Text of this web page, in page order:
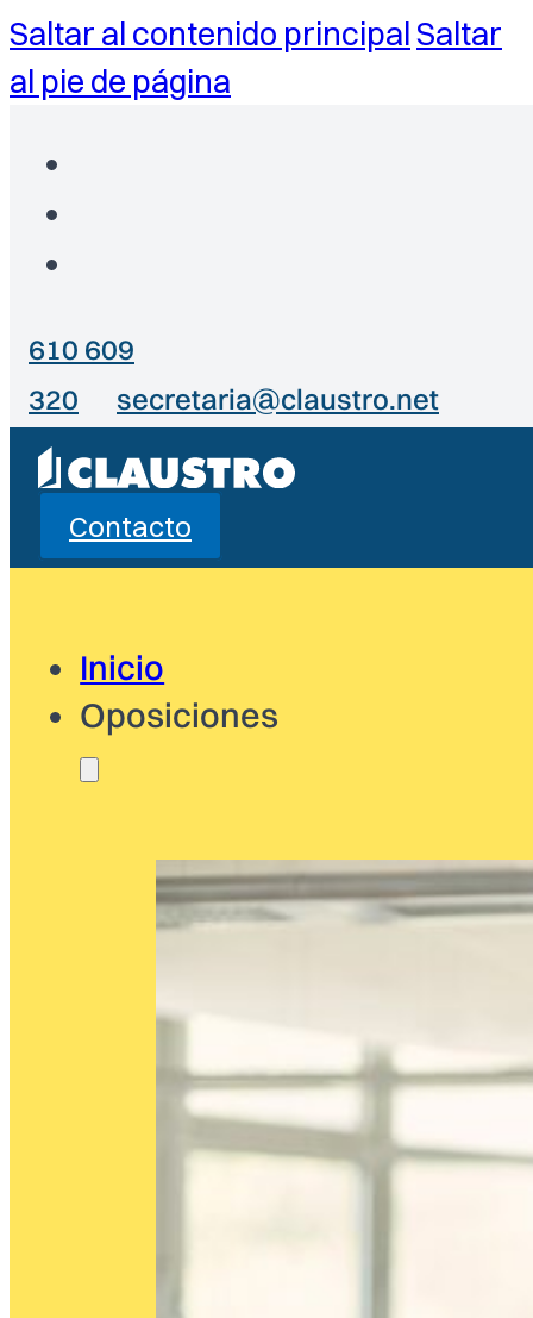
Saltar al contenido principalSaltar
al pie de página
610 609
320
secretaria@claustro.net
Contacto
Inicio
Oposiciones